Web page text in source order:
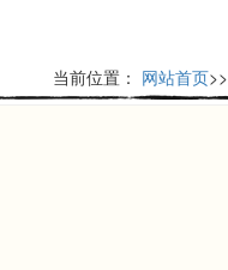
当前位置： 网站首页>>